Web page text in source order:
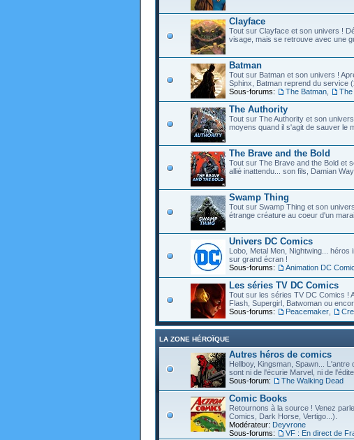
Clayface
Tout sur Clayface et son univers !
visage, mais se retrouve avec une
Batman
Tout sur Batman et son univers !
Sphinx, Batman reprend du service
Sous-forums:
The Batman The
The Authority
Tout sur The Authority et son
moyens quand il s'agit de sauver le
The Brave and the Bold
Tout sur The Brave and the Bold et
allié inattendu... son fils, Damian
Swamp Thing
Tout sur Swamp Thing et son
étrange créature au coeur d'un
Univers DC Comics
Lobo, Metal Men, Nightwing...
sur grand écran !
Sous-forums:
Animation DC
Les séries TV DC Comics
Tout sur les séries TV DC Comics !
Flash, Supergirl, Batwoman ou
Sous-forums:
Peacemaker
LA ZONE HÉROÏQUE
Autres héros de comics
Hellboy, Kingsman, Spawn...
sont ni de l'écurie Marvel, ni de
Sous-forum:
The Walking Dead
Comic Books
Retournons à la source ! Venez
Comics, Dark Horse, Vertigo...).
Modérateur: Deyvrone
Sous-forums:
VF : En direct de